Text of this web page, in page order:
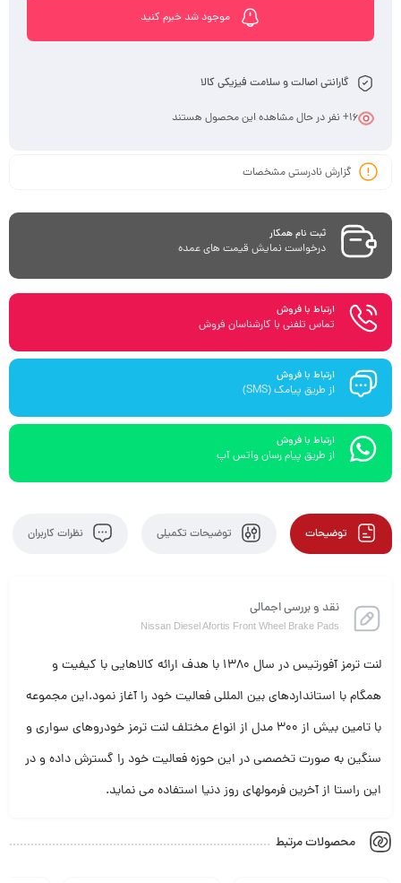
موجود شد خبرم کنید
گارانتی اصالت و سلامت فیزیکی کالا
16+ نفر در حال مشاهده این محصول هستند
گزارش نادرستی مشخصات
ثبت نام همکار
درخواست نمایش قیمت های عمده
ارتباط با فروش
تماس تلفنی با کارشناسان فروش
ارتباط با فروش
از طریق پیامک (SMS)
ارتباط با فروش
از طریق پیام رسان واتس آپ
توضیحات توضیحات تکمیلی نظرات کاربران
نقد و بررسی اجمالی
Nissan Diesel Afortis Front Wheel Brake Pads
لنت ترمز آفورتیس در سال 1380 با هدف ارائه کالاهایی با کیفیت و
همگام با استانداردهای بین المللی فعالیت خود را آغاز نمود.این مجموعه
با تامین بیش از 300 مدل از انواع مختلف لنت ترمز خودروهای سواری و
سنگین به صورت تخصصی در این حوزه فعالیت خود را گسترش داده و در
این راستا از آخرین فرمولهای روز دنیا استفاده می نماید.
محصولات مرتبط